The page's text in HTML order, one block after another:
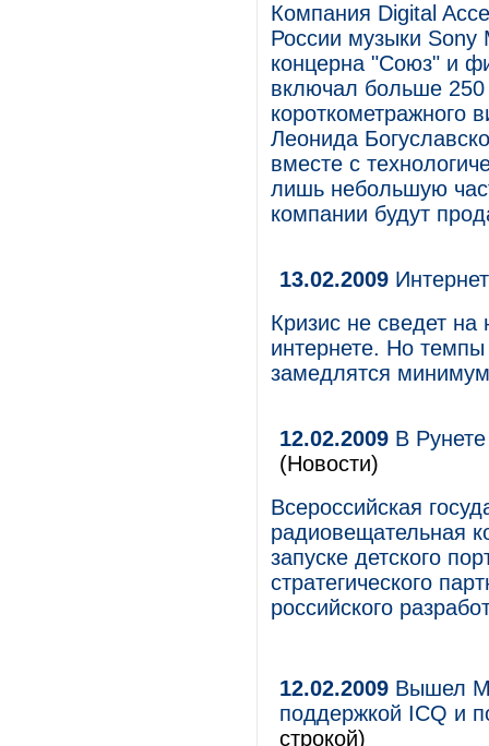
Компания Digital
России музыки Sony
концерна "Союз" и
включал больше
короткометражного
Леонида
вместе с
лишь небольшую
компании будут
13.02.2009
Кризис не сведет на
интернете. Но
замедлятся
12.02.2009 В
(Новости)
Всероссийская
радиовещательная
запуске детского
стратегического
российского
12.02.2009 Вышел
поддержкой ICQ и
строкой)